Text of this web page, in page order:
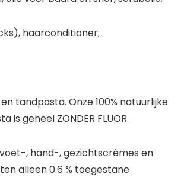
haarconditioner;
tandpasta. Onze 100% natuurlijke
is geheel ZONDER FLUOR.
voet-, hand-, gezichtscrèmes en
alleen 0.6 % toegestane